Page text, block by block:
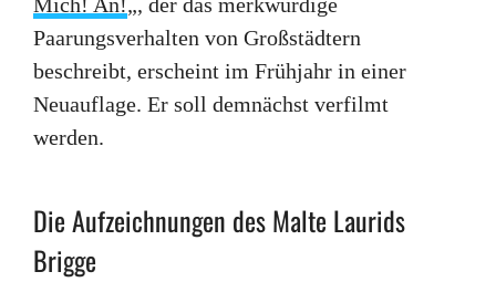
Paarungsverhalten von Großstädtern
beschreibt, erscheint im Frühjahr in einer
Neuauflage. Er soll demnächst verfilmt
werden.
Die Aufzeichnungen des Malte Laurids
Brigge